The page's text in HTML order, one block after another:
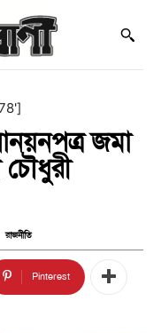
জমা
রাজনীতি
Pinterest